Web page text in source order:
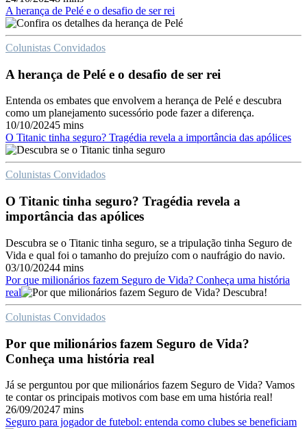
A herança de Pelé e o desafio de ser rei
Colunistas Convidados
A herança de Pelé e o desafio de ser rei
Entenda os embates que envolvem a herança de Pelé e descubra
como um planejamento sucessório pode fazer a diferença.
10/10/20245 mins
O Titanic tinha seguro? Tragédia revela a importância das apólices
Colunistas Convidados
O Titanic tinha seguro? Tragédia revela a
importância das apólices
Descubra se o Titanic tinha seguro, se a tripulação tinha Seguro de
Vida e qual foi o tamanho do prejuízo com o naufrágio do navio.
03/10/20244 mins
Por que milionários fazem Seguro de Vida? Conheça uma história
real
Colunistas Convidados
Por que milionários fazem Seguro de Vida?
Conheça uma história real
Já se perguntou por que milionários fazem Seguro de Vida? Vamos
te contar os principais motivos com base em uma história real!
26/09/20247 mins
Seguro para jogador de futebol: entenda como clubes se beneficiam